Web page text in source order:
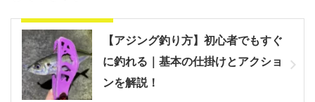
【アジング釣り方】初心者でもすぐ
に釣れる｜基本の仕掛けとアクショ
ンを解説！